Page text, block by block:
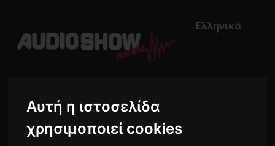
Αυτή η ιστοσελίδα
χρησιμοποιεί cookies
Ελληνικά